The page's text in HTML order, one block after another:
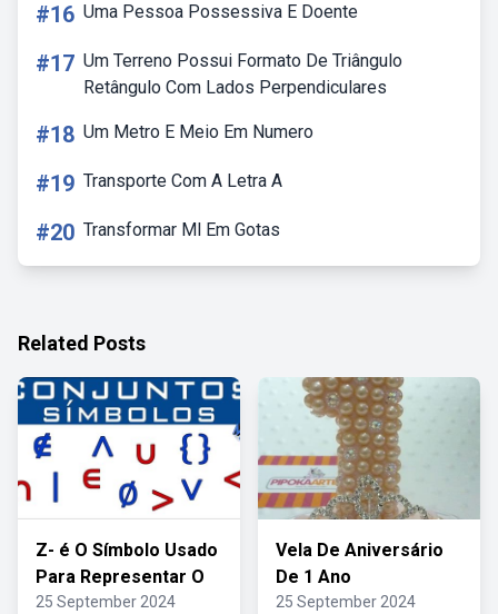
#16 Uma Pessoa Possessiva E Doente
#17 Um Terreno Possui Formato De Triângulo
Retângulo Com Lados Perpendiculares
#18 Um Metro E Meio Em Numero
#19 Transporte Com A Letra A
#20 Transformar Ml Em Gotas
Related Posts
Z- é O Símbolo Usado
Para Representar O
25 September 2024
Vela De Aniversário
De 1 Ano
25 September 2024